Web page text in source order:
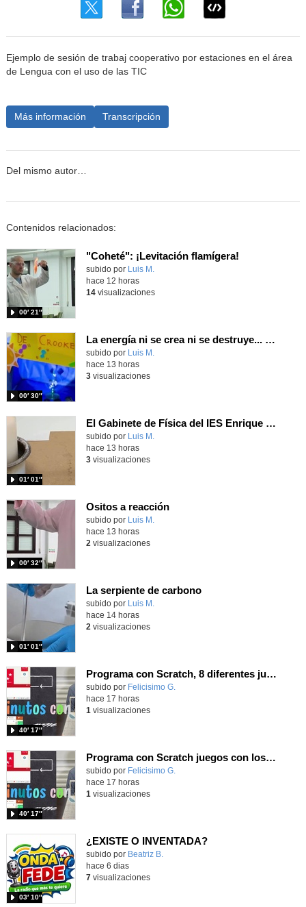
Ejemplo de sesión de trabaj cooperativo por estaciones en el área
de Lengua con el uso de las TIC
Más información Transcripción
Del mismo autor…
Contenidos relacionados:
"Coheté": ¡Levitación flamígera!
Contenido educativo.
subido por Luis M.
00′ 21″
hace 12 horas
14visualizaciones
La energía ni se crea ni se destruye... ¡se experimenta! El Tierno en la Feria Madrid es Ciencia 2026
Contenido educativo.
subido por Luis M.
00′ 30″
hace 13 horas
3visualizaciones
El Gabinete de Física del IES Enrique Tierno Galván de Parla (Curso 25-26)
Contenido educativo.
subido por Luis M.
01′ 01″
hace 13 horas
3visualizaciones
Ositos a reacción
Contenido educativo.
subido por Luis M.
00′ 32″
hace 13 horas
2 visualizaciones
La serpiente de carbono
Contenido educativo.
subido por Luis M.
01′ 01″
hace 14 horas
2 visualizaciones
Programa con Scratch, 8 diferentes juegos para vivir la emoción de los partidos de España en el mundial 2026
Contenido educativo.
subido por Felicisimo G.
40′ 17″
hace 17 horas
1 visualizaciones
Programa con Scratch juegos con los partidos del mundial 2026 ganados por España
Contenido educativo.
subido por Felicisimo G.
40′ 17″
hace 17 horas
1 visualizaciones
¿EXISTE O INVENTADA?
Contenido educativo.
subido por Beatriz B.
03′ 10″
hace 6 dias
7visualizaciones